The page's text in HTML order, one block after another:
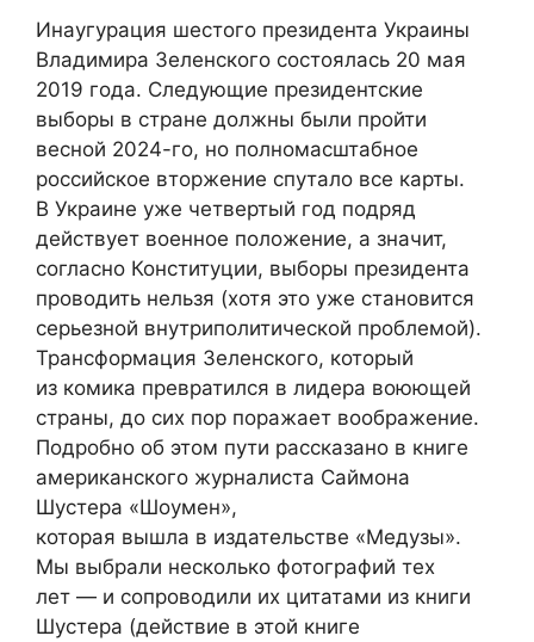
Инаугурация шестого президента Украины
Владимира Зеленского состоялась 20 мая
2019 года. Следующие президентские
выборы в стране должны были пройти
весной 2024-го, но полномасштабное
российское вторжение спутало все карты.
В Украине уже четвертый год подряд
действует военное положение, а значит,
согласно Конституции, выборы президента
проводить нельзя (хотя это уже становится
серьезной внутриполитической проблемой).
Трансформация Зеленского, который
из комика превратился в лидера воюющей
страны, до сих пор поражает воображение.
Подробно об этом пути рассказано в книге
американского журналиста Саймона
Шустера «Шоумен»,
которая вышла в издательстве «Медузы».
Мы выбрали несколько фотографий тех
лет — и сопроводили их цитатами из книги
Шустера (действие в этой книге